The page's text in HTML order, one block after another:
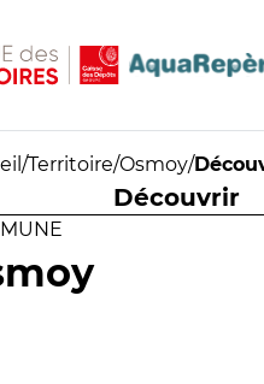
/Territoire/Osmoy/
Découvrir